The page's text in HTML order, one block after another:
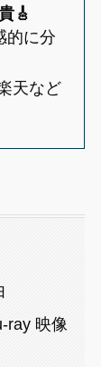
🎸
的に分
天など
ray 映像